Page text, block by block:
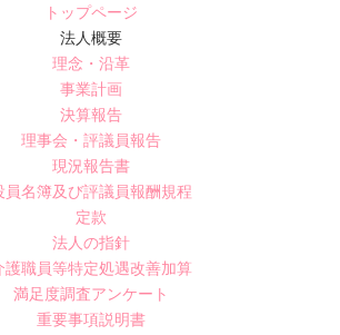
トップページ
法人概要
理念・沿革
事業計画
決算報告
理事会・評議員報告
現況報告書
員名簿及び評議員報酬規程
定款
法人の指針
護職員等特定処遇改善加算
満足度調査アンケート
重要事項説明書